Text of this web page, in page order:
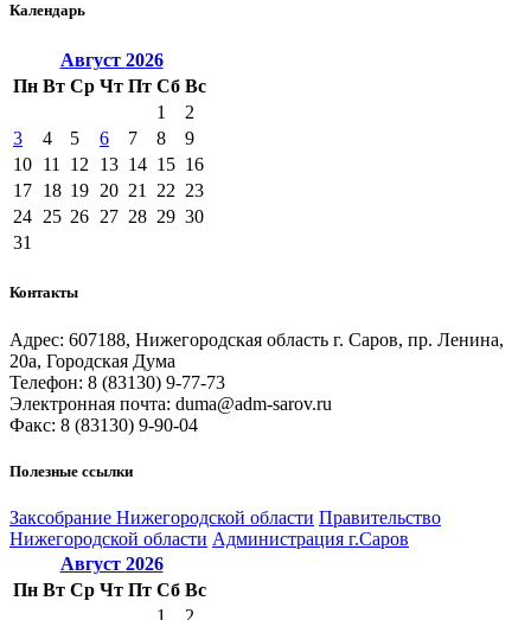
Календарь
Август 2026
Пн Вт Ср Чт Пт Сб Вс
1
2
3
4 5 6 7 8
9
10 11 12 13 14 15 16
17 18 19 20 21 22 23
24 25 26 27 28 29 30
31
Контакты
Адрес: 607188, Нижегородская область г. Саров, пр. Ленина,
20а, Городская Дума
Телефон: 8 (83130) 9-77-73
Электронная почта: duma@adm-sarov.ru
Факс: 8 (83130) 9-90-04
Полезные ссылки
Закcобрание Нижегородской области Правительство
Нижегородской области Администрация г.Саров
Август 2026
Пн Вт Ср Чт Пт Сб Вс
1
2